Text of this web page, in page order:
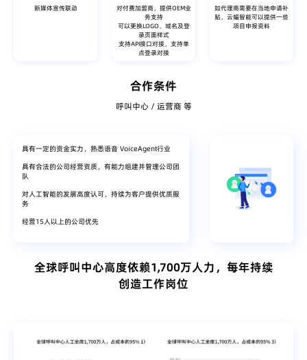
新媒体宣传联动
对付费加盟商，提供OEM业
务支持
可以更换LOGO、域名及登
录页面样式
支持API接口对接，支持单
点登录对接
如代理商需要在当地申请补
贴，云蝠智能可以提供一些
项目申报资料
合作条件
呼叫中心 / 运营商 等
具有一定的资金实力，熟悉语音 VoiceAgent行业
具有合法的公司经营资质，有能力组建并管理公司团
队
对人工智能的发展高度认可，持续为客户提供优质服
务
经营15人以上的公司优先
全球呼叫中心高度依赖1,700万人力，每年持续
创造工作岗位